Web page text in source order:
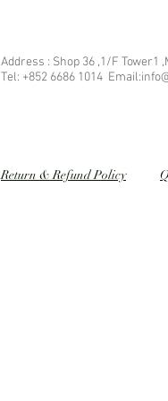
Address : Shop 36 ,1/F Tower1
Tel: +852 6686 1014
Return & Refund Policy